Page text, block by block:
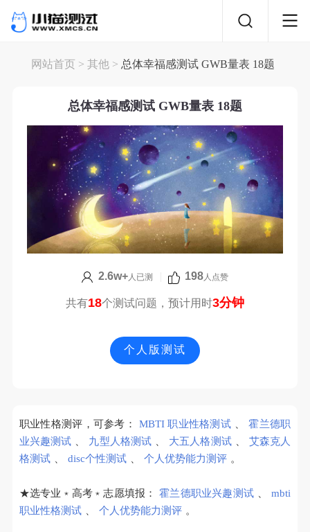
网站首页 > 其他> 总体幸福感测试 GWB量表 18题
总体幸福感测试 GWB量表 18题
2.6w+人已测 198人点赞
共有18个测试问题，预计用时3分钟
个人版测试
职业性格测评，可参考： MBTI 职业性格测试 、
霍兰德职
业兴趣测试 、 九型人格测试 、 大五人格测试 、
艾森克人
格测试 、 disc个性测试 、 个人优势能力测评 。
★选专业﹡高考﹡志愿填报： 霍兰德职业兴趣测试 、
mbti
职业性格测试 、 个人优势能力测评 。